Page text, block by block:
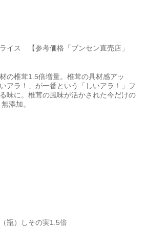
ス 【参考価格「ブンセン直売店」
茸1.5倍増量。椎茸の具材感アッ
アラ！」が一番という「しいアラ！」フ
味に。椎茸の風味が活かされた今だけの
添加。
）しその実1.5倍